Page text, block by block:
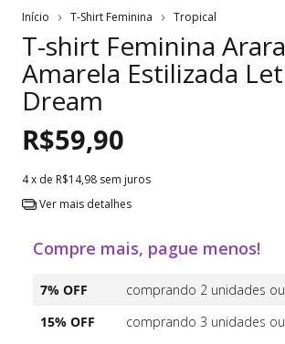
Início T-Shirt Feminina Tropical
T-shirt Feminina
Amarela Estilizada
Dream
R$59,90
4x de R$14,98 sem juros
Ver mais detalhes
Compre mais, pague menos!
7% OFF
comprando 2 unidades
15% OFF
comprando 3 unidades